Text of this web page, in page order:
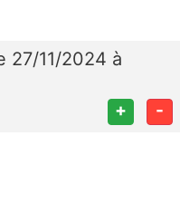
27/11/2024 à
+ -